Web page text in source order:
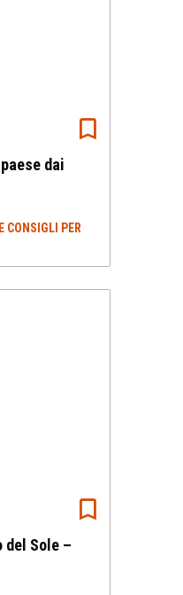
dai
CONSIGLI PER
del Sole –